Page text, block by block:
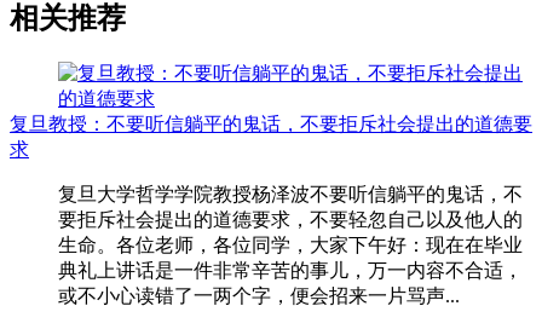
相关推荐
复旦教授：不要听信躺平的鬼话，不要拒斥社会提出的道德要
求
复旦大学哲学学院教授杨泽波不要听信躺平的鬼话，不
要拒斥社会提出的道德要求，不要轻忽自己以及他人的
生命。各位老师，各位同学，大家下午好：现在在毕业
典礼上讲话是一件非常辛苦的事儿，万一内容不合适，
或不小心读错了一两个字，便会招来一片骂声...